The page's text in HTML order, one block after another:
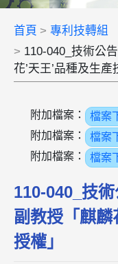
首頁
專利技轉組
110-040_技術公
花’天王’品種及生產
附加檔案：
檔案
附加檔案：
檔案
附加檔案：
檔案
110-040_技
副教授「麒麟
授權」